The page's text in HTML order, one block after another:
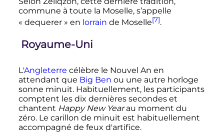
commune à toute la Moselle, s’appelle
« dequerer » en lorrain de Moselle[7].
Royaume-Uni
L'Angleterre célèbre le Nouvel An en
attendant que Big Ben ou une autre horloge
sonne minuit. Habituellement, les participants
comptent les dix dernières secondes et
chantent Happy New Yearau moment du
zéro. Le carillon de minuit est habituellement
accompagné de feux d'artifice.